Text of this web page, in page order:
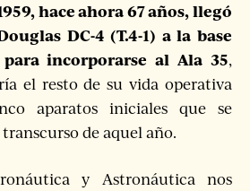
hace ahora 67 años, llegó
DC-4 (T.4-1) a la base
incorporarse al Ala 35,
el resto de su vida operativa
aparatos iniciales que se
de aquel año.
y Astronáutica nos